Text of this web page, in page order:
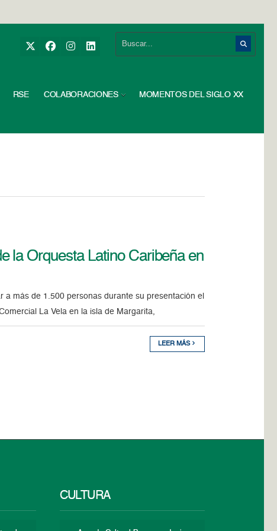
RSE COLABORACIONES MOMENTOS DEL SIGLO XX
la Orquesta Latino Caribeña en
más de 1.500 personas durante su presentación el
La Vela en la isla de Margarita,
LEER MÁS
CULTURA